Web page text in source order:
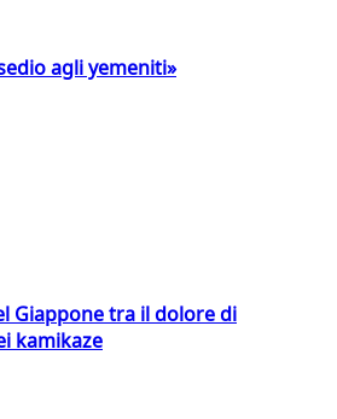
agli yemeniti»
Giappone tra il dolore di
kamikaze